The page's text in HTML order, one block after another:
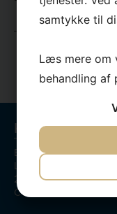
*
Bega Serviceteknik/
Lundagervej 18
2740 Skovlunde
CVR-nr.:56722858
samtykke til
Læs mere om
behandling af